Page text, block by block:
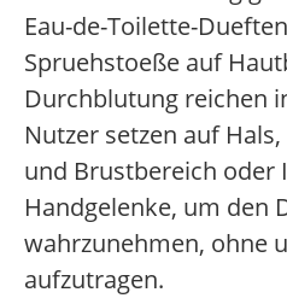
Eau-de-Toilette-
Spruehstoeße auf
Durchblutung reichen
Nutzer setzen auf
und Brustbereich oder
Handgelenke, um den
wahrzunehmen, ohne
aufzutragen.